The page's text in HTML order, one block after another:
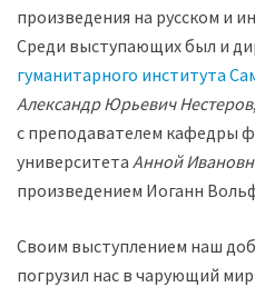
произведения на русском и
Среди выступающих был и
гуманитарного института
Александр Юрьевич Нестеров
с преподавателем кафедры
университета Анной
произведением Иоганн
Своим выступлением наш
погрузил нас в чарующий